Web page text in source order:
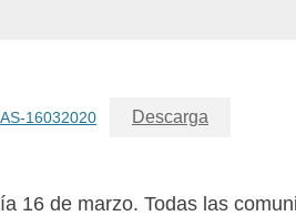
16032020 Descarga
16 de marzo. Todas las